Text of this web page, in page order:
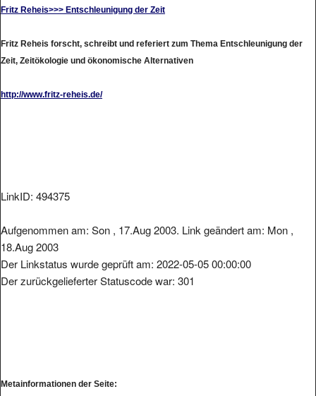
Fritz Reheis>>> Entschleunigung der Zeit
Fritz Reheis forscht, schreibt und referiert zum Thema Entschleunigung der
Zeit, Zeitökologie und ökonomische Alternativen
http://www.fritz-reheis.de/
LinkID: 494375
Aufgenommen am: Son , 17.Aug 2003. Link geändert am: Mon ,
18.Aug 2003
Der Linkstatus wurde geprüft am: 2022-05-05 00:00:00
Der zurückgelieferter Statuscode war: 301
Metainformationen der Seite: